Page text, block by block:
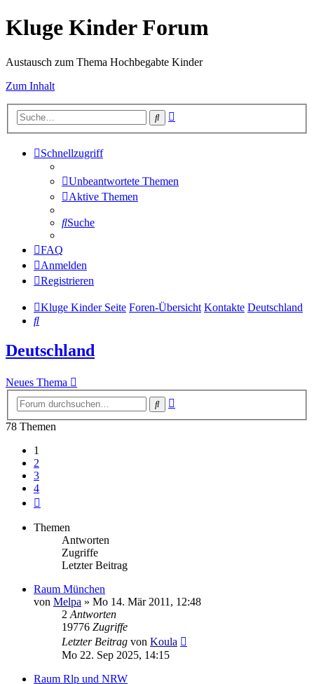
Kluge Kinder Forum
Austausch zum Thema Hochbegabte Kinder
Zum Inhalt
Suche
Schnellzugriff
Unbeantwortete Themen
Aktive Themen
Suche
FAQ
Anmelden
Registrieren
Kluge Kinder Seite Foren-Übersicht Kontakte Deutschland
Suche
Deutschland
Neues Thema
Suche
78 Themen
1
2
3
4
Themen
Antworten
Zugriffe
Letzter Beitrag
Raum München
von Melpa » Mo 14. Mär 2011, 12:48
2 Antworten
19776 Zugriffe
Letzter Beitrag von Koula
Mo 22. Sep 2025, 14:15
Raum Rlp und NRW